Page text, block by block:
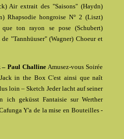
Air extrait des "Saisons" (Haydn)
Rhapsodie hongroise N° 2 (Liszt)
ton rayon se pose (Schubert)
"Tannhüuser" (Wagner) Choeur et
– Paul Challine Amusez-vous Soirée
in the Box C'est ainsi que naît
loin – Sketch Jeder lacht auf seiner
ich geküsst Fantaisie sur Werther
Y'a de la mise en Bouteilles -